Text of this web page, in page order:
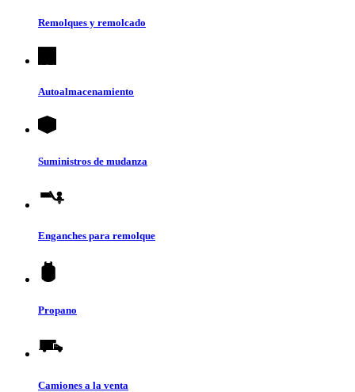
Remolques y remolcado
Autoalmacenamiento
Suministros de mudanza
Enganches para remolque
Propano
Camiones a la venta